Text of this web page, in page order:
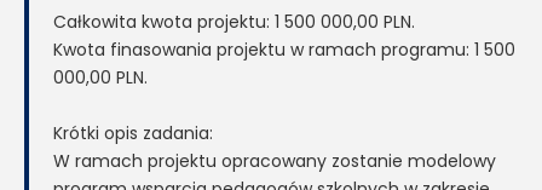
Całkowita kwota projektu: 1 500 000,00 PLN.
Kwota finasowania projektu w ramach programu: 1 500
000,00 PLN.
Krótki opis zadania:
W ramach projektu opracowany zostanie modelowy